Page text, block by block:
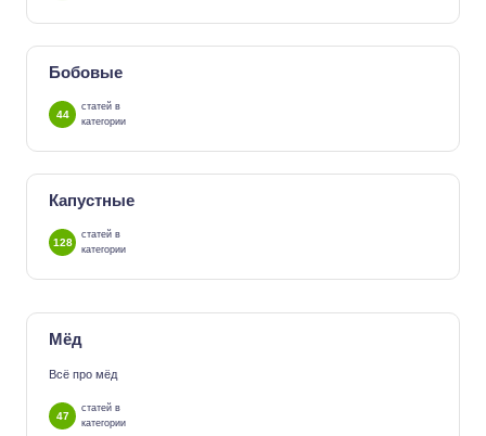
Бобовые
44
статей в
категории
Капустные
128
статей в
категории
Мёд
Всё про мёд
47
статей в
категории